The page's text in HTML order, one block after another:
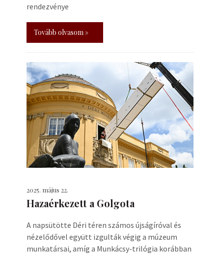
rendezvénye
Tovább olvasom »
2025. május 22.
Hazaérkezett a Golgota
A napsütötte Déri téren számos újságíróval és
nézelődővel együtt izgulták végig a múzeum
munkatársai, amíg a Munkácsy-trilógia korábban